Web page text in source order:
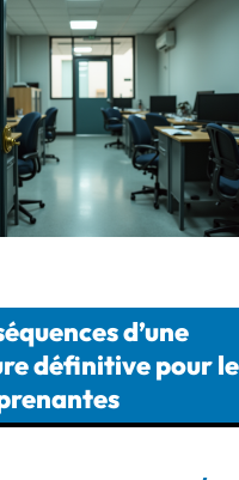
d’une
définitive pour